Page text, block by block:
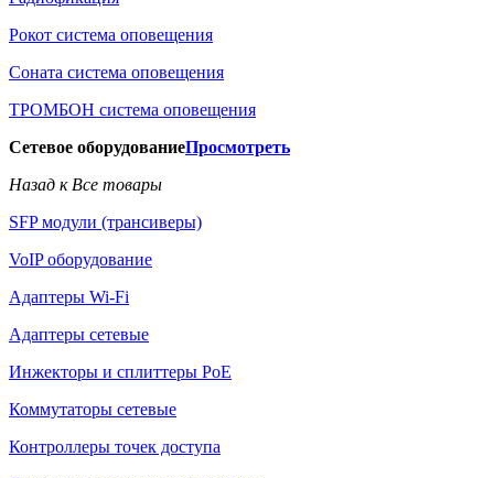
Рокот система оповещения
Соната система оповещения
ТРОМБОН система оповещения
Сетевое оборудованиеПросмотреть
Назад к Все товары
SFP модули (трансиверы)
VoIP оборудование
Адаптеры Wi-Fi
Адаптеры сетевые
Инжекторы и сплиттеры РоЕ
Коммутаторы сетевые
Контроллеры точек доступа